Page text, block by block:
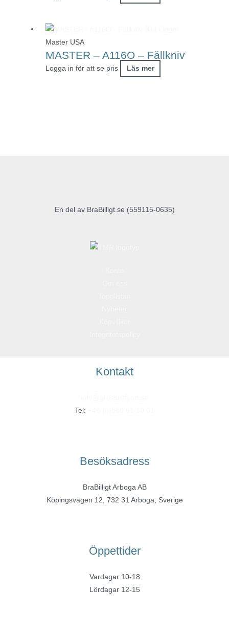
Master USA
MASTER – A116O – Fällkniv
Logga in för att se pris Läs mer
En del av BraBilligt.se (559115-0635)
Kontakt
Tel:
Besöksadress
BraBilligt Arboga AB
Köpingsvägen 12, 732 31 Arboga, Sverige
Öppettider
Vardagar 10-18
Lördagar 12-15